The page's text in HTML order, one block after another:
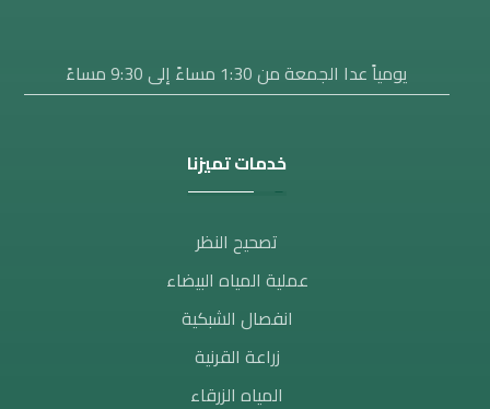
يومياً عدا الجمعة من 1:30 مساءََ إلى 9:30 مساءً
خدمات تميزنا
تصحيح النظر​
عملية المياه البيضاء
انفصال الشبكية
زراعة القرنية
المياه الزرقاء